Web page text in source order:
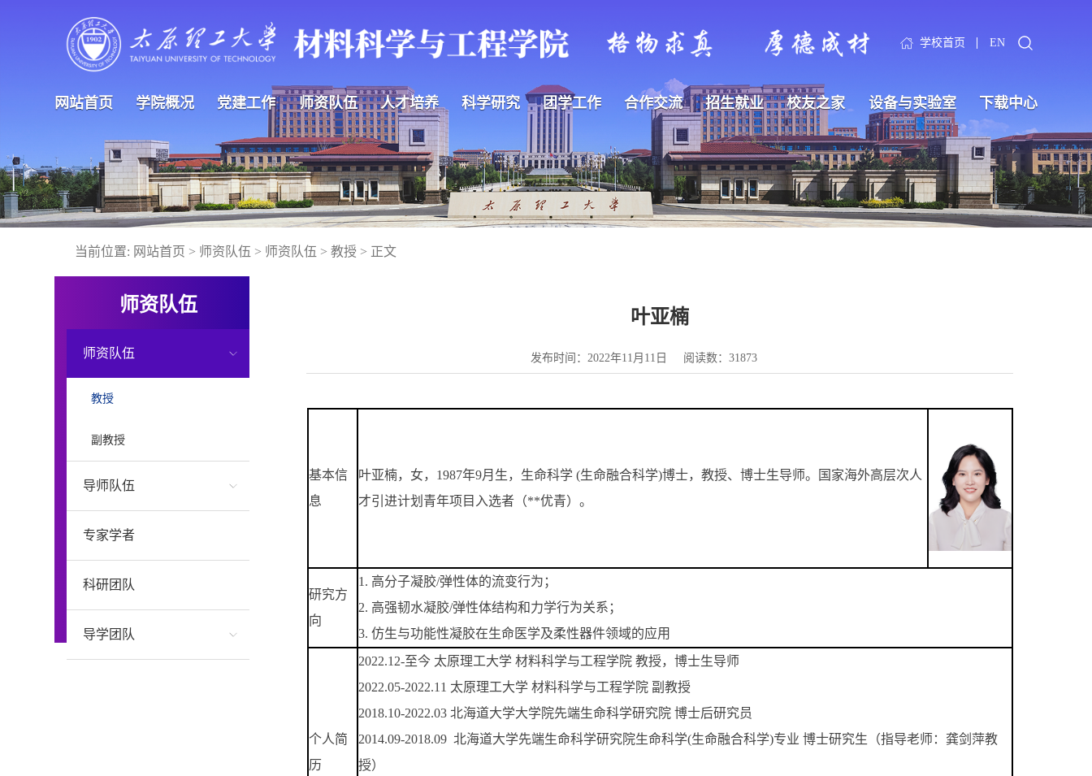
学校首页 EN
网站首页 学院概况 党建工作 师资队伍 人才培养 科学研究 团学工作 合作交流 招生就业 校友之家 设备与实验室 下载中心
当前位置: 网站首页 > 师资队伍 > 师资队伍 >教授 > 正文
师资队伍
师资队伍
教授
副教授
导师队伍
专家学者
科研团队
导学团队
叶亚楠
发布时间：2022年11月11日 阅读数： 31873
基本信
息
叶亚楠，女，1987年9月生，生命科学 (生命融合科学)博士，教授、博士生导师。国家海外高层次人
才引进计划青年项目入选者（**优青）。
研究方
向
1. 高分子凝胶/弹性体的流变行为；
2. 高强韧水凝胶/弹性体结构和力学行为关系；
3. 仿生与功能性凝胶在生命医学及柔性器件领域的应用
个人简
历
2022.12-至今 太原理工大学 材料科学与工程学院 教授，博士生导师
2022.05-2022.11 太原理工大学 材料科学与工程学院 副教授
2018.10-2022.03 北海道大学大学院先端生命科学研究院 博士后研究员
2014.09-2018.09 北海道大学先端生命科学研究院生命科学(生命融合科学)专业 博士研究生（指导老师：龚剑萍教
授）